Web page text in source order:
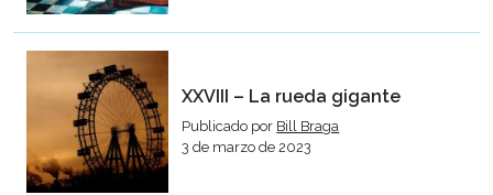
XXVIII – La rueda gigante
Publicado por Bill Braga
3 de marzo de 2023